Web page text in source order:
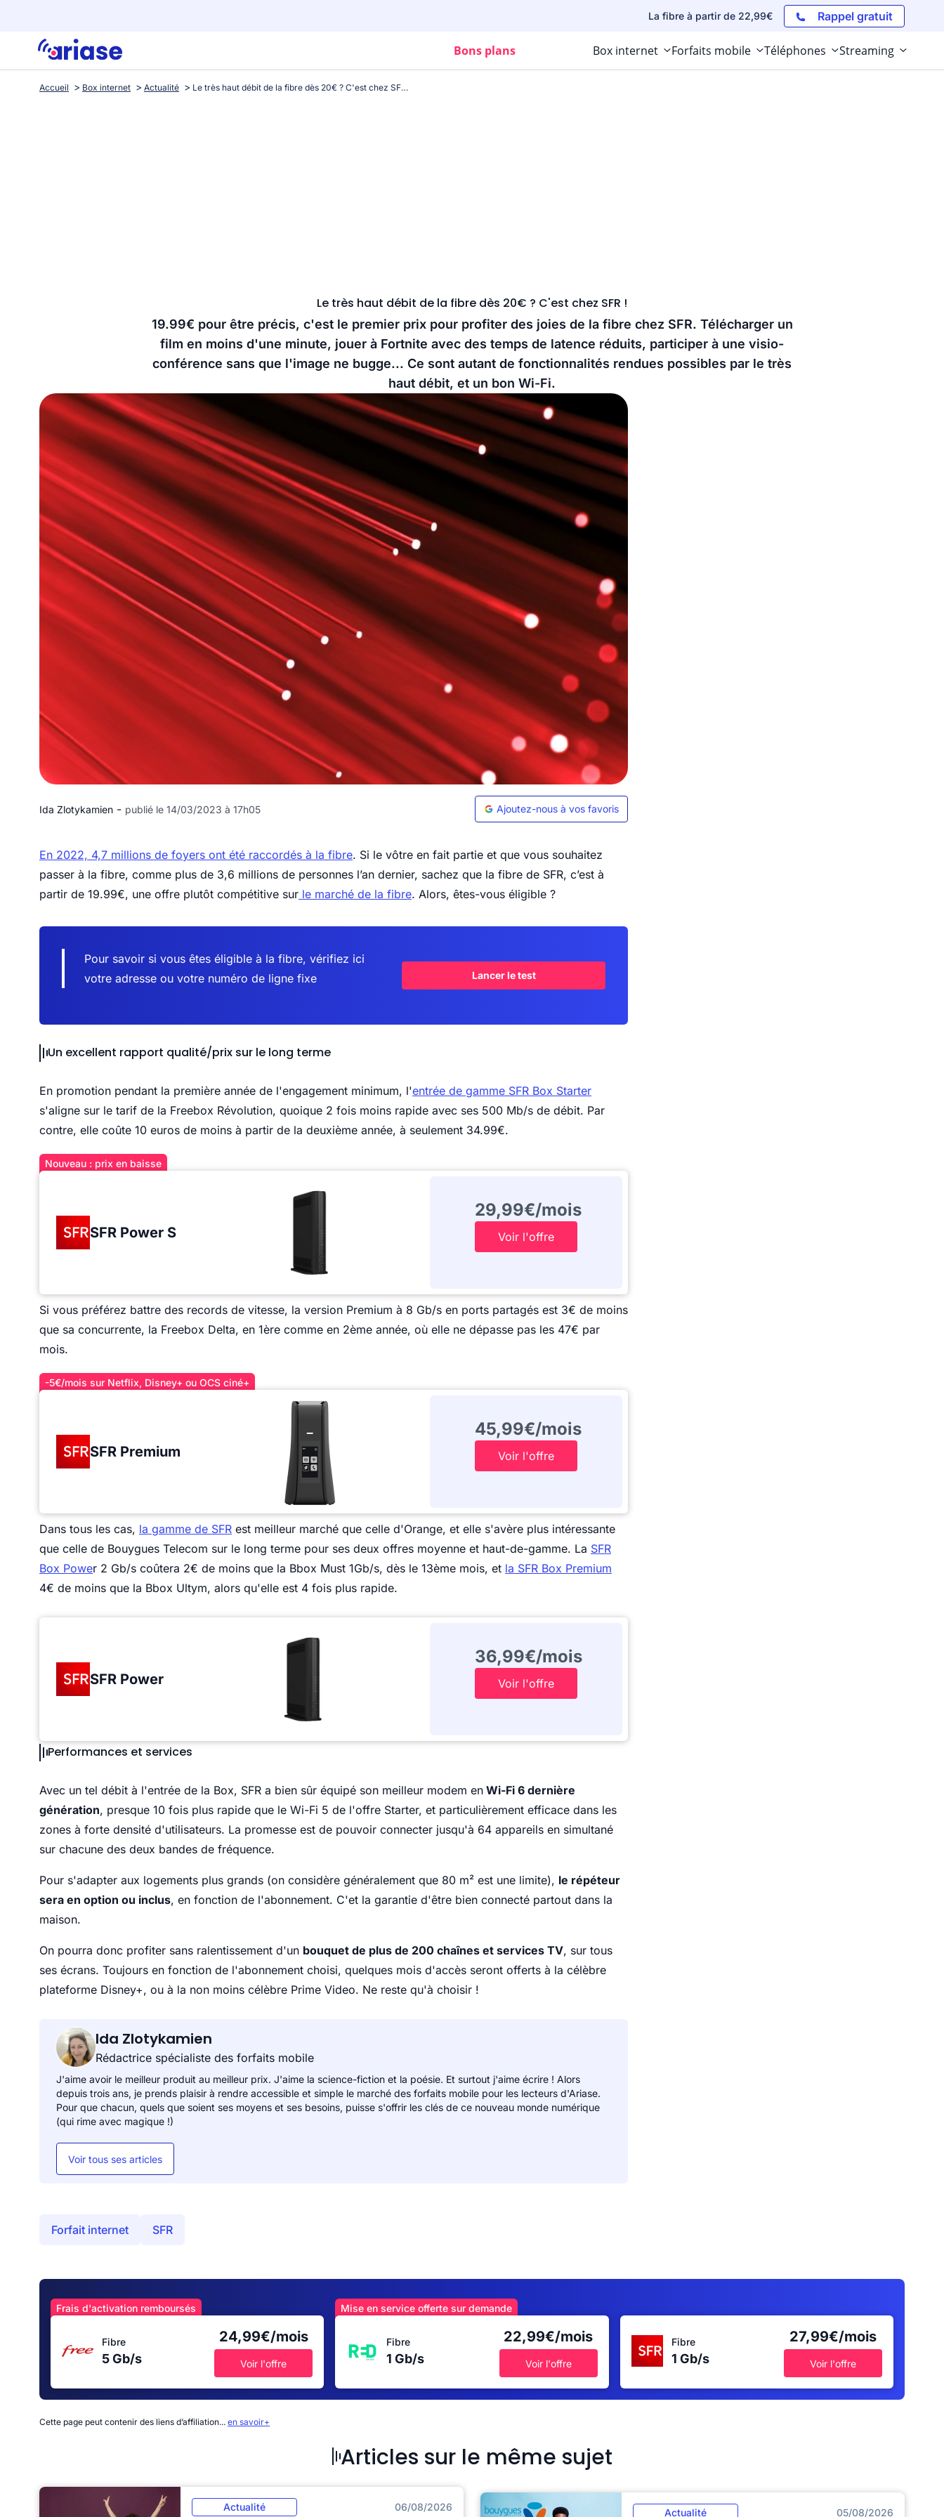
La fibre à partir de 22,99€ Rappel gratuit
Bons plans Box internet Forfaits mobile Téléphones Streaming
Accueil Box internet Actualité Le très haut débit de la fibre dès 20€ ? C'est chez SFR !
Le très haut débit de la fibre dès 20€ ? C'est chez SFR !
19.99€ pour être précis, c'est le premier prix pour profiter des joies de la fibre chez SFR. Télécharger un
film en moins d'une minute, jouer à Fortnite avec des temps de latence réduits, participer à une visio-
conférence sans que l'image ne bugge... Ce sont autant de fonctionnalités rendues possibles par le très
haut débit, et un bon Wi-Fi.
Ida Zlotykamien - publié le 14/03/2023 à 17h05 Ajoutez-nous à vos favoris
En 2022, 4,7 millions de foyers ont été raccordés à la fibre. Si le vôtre en fait partie et que vous souhaitez
passer à la fibre, comme plus de 3,6 millions de personnes l’an dernier, sachez que la fibre de SFR, c’est à
partir de 19.99€, une offre plutôt compétitive sur le marché de la fibre. Alors, êtes-vous éligible ?
Pour savoir si vous êtes éligible à la fibre, vérifiez ici
votre adresse ou votre numéro de ligne fixe
Lancer le test
Un excellent rapport qualité/prix sur le long terme
En promotion pendant la première année de l'engagement minimum, l'entrée de gamme SFR Box Starter
s'aligne sur le tarif de la Freebox Révolution, quoique 2 fois moins rapide avec ses 500 Mb/s de débit. Par
contre, elle coûte 10 euros de moins à partir de la deuxième année, à seulement 34.99€.
Nouveau : prix en baisse
SFR Power S
29,99€/mois
Voir l'offre
Si vous préférez battre des records de vitesse, la version Premium à 8 Gb/s en ports partagés est 3€ de moins
que sa concurrente, la Freebox Delta, en 1ère comme en 2ème année, où elle ne dépasse pas les 47€ par
mois.
-5€/mois sur Netflix, Disney+ ou OCS ciné+
SFR Premium
45,99€/mois
Voir l'offre
Dans tous les cas, la gamme de SFR est meilleur marché que celle d'Orange, et elle s'avère plus intéressante
que celle de Bouygues Telecom sur le long terme pour ses deux offres moyenne et haut-de-gamme. La SFR
Box Power 2 Gb/s coûtera 2€ de moins que la Bbox Must 1Gb/s, dès le 13ème mois, et la SFR Box Premium
4€ de moins que la Bbox Ultym, alors qu'elle est 4 fois plus rapide.
SFR Power
36,99€/mois
Voir l'offre
Performances et services
Avec un tel débit à l'entrée de la Box, SFR a bien sûr équipé son meilleur modem en Wi-Fi 6 dernière
génération, presque 10 fois plus rapide que le Wi-Fi 5 de l'offre Starter, et particulièrement efficace dans les
zones à forte densité d'utilisateurs. La promesse est de pouvoir connecter jusqu'à 64 appareils en simultané
sur chacune des deux bandes de fréquence.
Pour s'adapter aux logements plus grands (on considère généralement que 80 m² est une limite), le répéteur
sera en option ou inclus, en fonction de l'abonnement. C'et la garantie d'être bien connecté partout dans la
maison.
On pourra donc profiter sans ralentissement d'un bouquet de plus de 200 chaînes et services TV, sur tous
ses écrans. Toujours en fonction de l'abonnement choisi, quelques mois d'accès seront offerts à la célèbre
plateforme Disney+, ou à la non moins célèbre Prime Video. Ne reste qu'à choisir !
Ida Zlotykamien
Rédactrice spécialiste des forfaits mobile
J'aime avoir le meilleur produit au meilleur prix. J'aime la science-fiction et la poésie. Et surtout j'aime écrire ! Alors
depuis trois ans, je prends plaisir à rendre accessible et simple le marché des forfaits mobile pour les lecteurs d'Ariase.
Pour que chacun, quels que soient ses moyens et ses besoins, puisse s'offrir les clés de ce nouveau monde numérique
(qui rime avec magique !)
Voir tous ses articles
Forfait internet SFR
Frais d'activation remboursés
Fibre
5 Gb/s
24,99€/mois
Voir l'offre
Mise en service offerte sur demande
Fibre
1 Gb/s
22,99€/mois
Voir l'offre
Fibre
1 Gb/s
27,99€/mois
Voir l'offre
Cette page peut contenir des liens d’affiliation... en savoir+
Articles sur le même sujet
Actualité 06/08/2026 Actualité 05/08/2026